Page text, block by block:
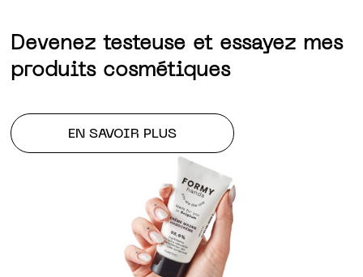
Devenez testeuse et essayez mes
produits cosmétiques
EN SAVOIR PLUS